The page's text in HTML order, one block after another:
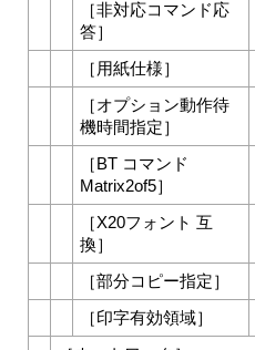
［非対応コマンド応
答］
［ 用紙仕様］
［オプション動作待
機時間指定］
［ BT コマンド
Matrix2of5］
［X20フォント 互
換］
［部分コピー指定］
［印字有効領域］